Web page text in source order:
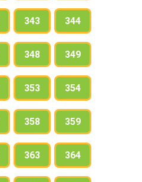
343 344
348 349
353 354
358 359
363 364